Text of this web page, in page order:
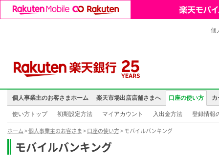
個
個人事業主のお客さまホーム 楽天市場出店店舗さまへ 口座の使い方 カ
使い方トップ 初期設定方法 マイアカウント 入出金方法 登録情報
ホーム>個人事業主のお客さま>口座の使い方> モバイルバンキング
モバイルバンキング